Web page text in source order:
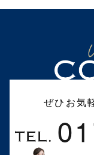
ぜひお気